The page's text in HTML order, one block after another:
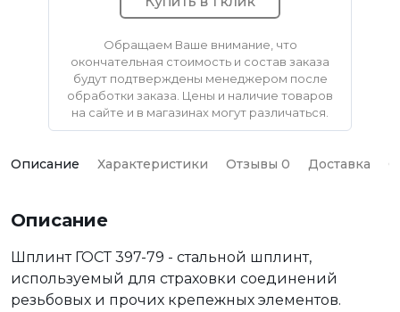
Обращаем Ваше внимание, что
окончательная стоимость и состав заказа
будут подтверждены менеджером после
обработки заказа. Цены и наличие товаров
на сайте и в магазинах могут различаться.
Описание Характеристики Отзывы 0 Доставка
Описание
Шплинт ГОСТ 397-79 - стальной шплинт,
используемый для страховки соединений
резьбовых и прочих крепежных элементов.